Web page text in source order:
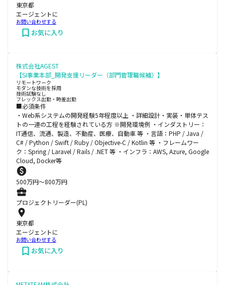
東京都
エージェントに
お問い合わせする
お気に入り
株式会社AGEST
【SI事業本部_開発支援リーダー（部門管理職候補）】
リモートワーク
モダンな技術を採用
技術試験なし
フレックス出勤・時差出勤
■必須条件
・Web系システムの開発経験5年程度以上 ・詳細設計・実装・単体テス
トの一連の工程を経験されている方 ※開発環境例 ・インダストリー：
IT通信、流通、製造、不動産、医療、自動車 等 ・言語：PHP / Java /
C# / Python / Swift / Ruby / Objective-C / Kotlin 等 ・フレームワー
ク：Spring / Laravel / Rails / .NET 等 ・インフラ：AWS, Azure, Google
Cloud, Docker等
500万円〜800万円
プロジェクトリーダー(PL)
東京都
エージェントに
お問い合わせする
お気に入り